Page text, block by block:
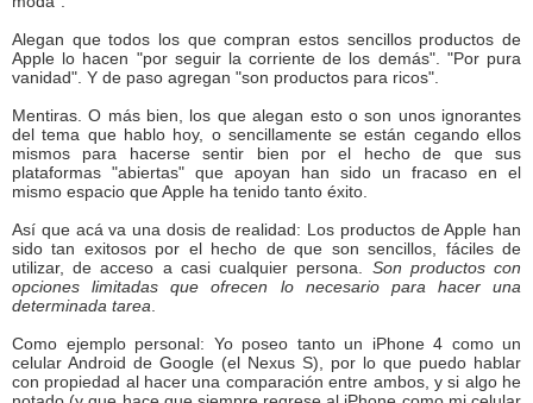
Alegan que todos los que compran estos sencillos productos de
Apple lo hacen "por seguir la corriente de los demás". "Por pura
vanidad". Y de paso agregan "son productos para ricos".
Mentiras. O más bien, los que alegan esto o son unos ignorantes
del tema que hablo hoy, o sencillamente se están cegando ellos
mismos para hacerse sentir bien por el hecho de que sus
plataformas "abiertas" que apoyan han sido un fracaso en el
mismo espacio que Apple ha tenido tanto éxito.
Así que acá va una dosis de realidad: Los productos de Apple han
sido tan exitosos por el hecho de que son sencillos, fáciles de
utilizar, de acceso a casi cualquier persona. Son productos con
opciones limitadas que ofrecen lo necesario para hacer una
determinada tarea
Como ejemplo personal: Yo poseo tanto un iPhone 4 como un
celular Android de Google (el Nexus S), por lo que puedo hablar
con propiedad al hacer una comparación entre ambos, y si algo he